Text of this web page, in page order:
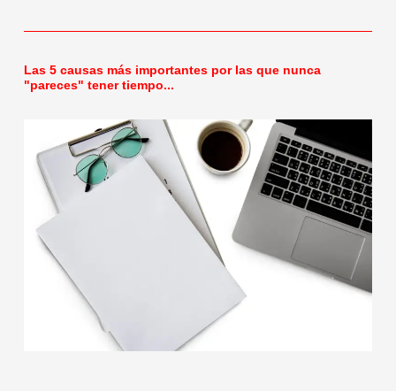
Las 5 causas más importantes por las que nunca
"pareces" tener tiempo...